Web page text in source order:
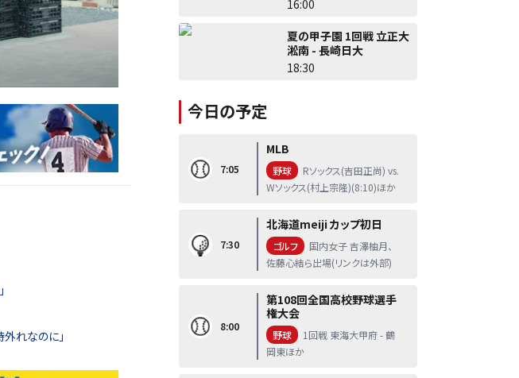
れなのに」
16:00
夏の甲子園 1回戦 立正大
淞南 - 長崎日大
18:30
今日の予定
7:05
MLB
野球
Rソックス(吉田正尚) vs.
Wソックス(村上宗隆)(8:10)ほか
7:30
北海道meiji カップ初日
ゴルフ
国内女子 吉澤柚月、
佐藤心結ら出場(リンクは外部)
8:00
第108回全国高校野球選手
権大会
野球
1回戦 東海大甲府 - 鶴
岡東ほか